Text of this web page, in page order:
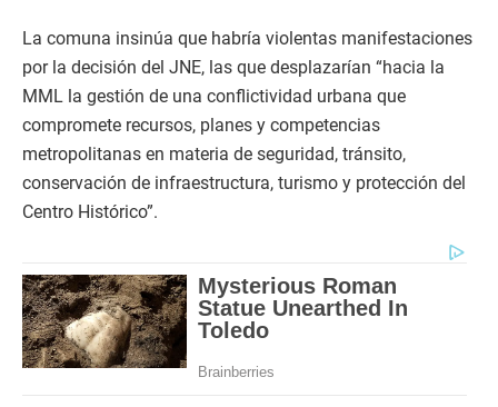
La comuna insinúa que habría violentas manifestaciones
por la decisión del JNE, las que desplazarían “hacia la
MML la gestión de una conflictividad urbana que
compromete recursos, planes y competencias
metropolitanas en materia de seguridad, tránsito,
conservación de infraestructura, turismo y protección del
Centro Histórico”.